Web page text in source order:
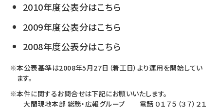
2010年度公表分はこちら
2009年度公表分はこちら
2008年度公表分はこちら
本公表基準は2008年5月27日（着工日）より運用を開始してい
ます。
本件に関するお問合せは下記にお願いいたします。
大間現地本部 総務・広報グループ 電話 ０１７５（３７）２１